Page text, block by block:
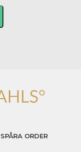
SPÅRA ORDER